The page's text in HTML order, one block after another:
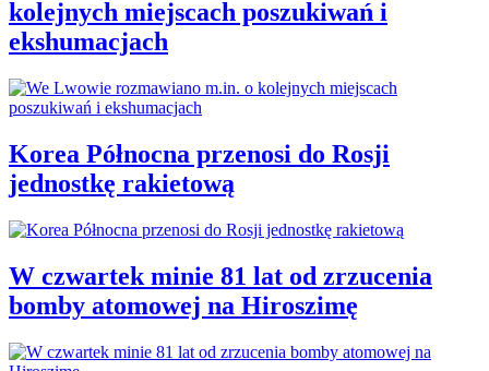
kolejnych miejscach poszukiwań i
ekshumacjach
Korea Północna przenosi do Rosji
jednostkę rakietową
W czwartek minie 81 lat od zrzucenia
bomby atomowej na Hiroszimę